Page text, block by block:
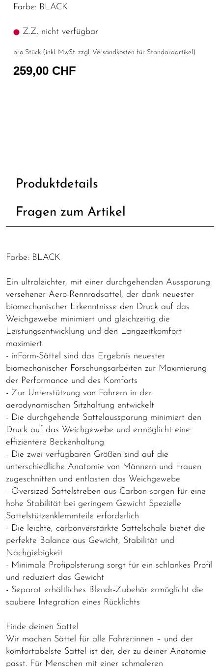
Farbe: BLACK
Z.Z. nicht verfügbar
pro Stück (inkl. MwSt. zzgl. Versandkosten für Standardartikel )
259,00 CHF
Produktdetails
Fragen zum Artikel
Farbe: BLACK
Ein ultraleichter, mit einer durchgehenden Aussparung
versehener Aero-Rennradsattel, der dank neuester
biomechanischer Erkenntnisse den Druck auf das
Weichgewebe minimiert und gleichzeitig die
Leistungsentwicklung und den Langzeitkomfort
maximiert.
- inForm-Sättel sind das Ergebnis neuester
biomechanischer Forschungsarbeiten zur Maximierung
der Performance und des Komforts
- Zur Unterstützung von Fahrern in der
aerodynamischen Sitzhaltung entwickelt
- Die durchgehende Sattelaussparung minimiert den
Druck auf das Weichgewebe und ermöglicht eine
effizientere Beckenhaltung
- Die zwei verfügbaren Größen sind auf die
unterschiedliche Anatomie von Männern und Frauen
zugeschnitten und entlasten das Weichgewebe
- Oversized-Sattelstreben aus Carbon sorgen für eine
hohe Stabilität bei geringem Gewicht Spezielle
Sattelstützenklemmteile erforderlich
- Die leichte, carbonverstärkte Sattelschale bietet die
perfekte Balance aus Gewicht, Stabilität und
Nachgiebigkeit
- Minimale Profipolsterung sorgt für ein schlankes Profil
und reduziert das Gewicht
- Separat erhältliches Blendr-Zubehör ermöglicht die
saubere Integration eines Rücklichts
Finde deinen Sattel
Wir machen Sättel für alle Fahrer:innen – und der
komfortabelste Sattel ist der, der zu deiner Anatomie
passt. Für Menschen mit einer schmaleren